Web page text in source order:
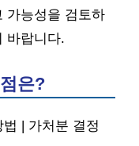
가능성을 검토하
바랍니다.
은?
| 가처분 결정